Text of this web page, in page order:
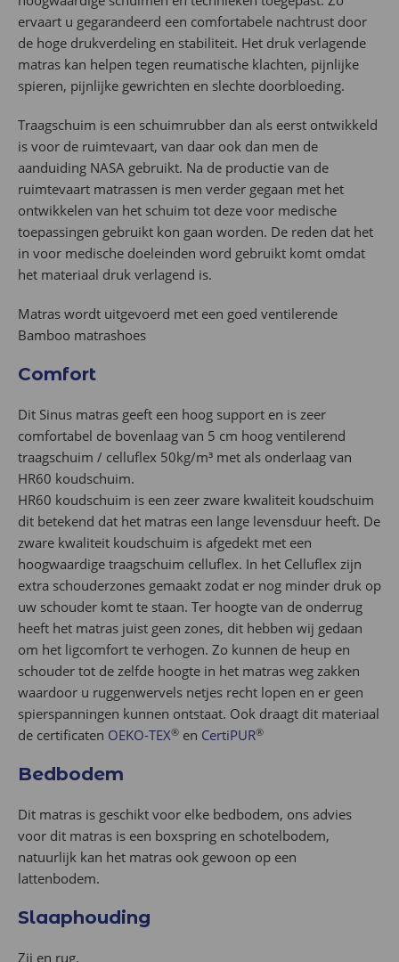
ervaart u gegarandeerd een comfortabele nachtrust door
de hoge drukverdeling en stabiliteit. Het druk verlagende
matras kan helpen tegen reumatische klachten, pijnlijke
spieren, pijnlijke gewrichten en slechte doorbloeding.
Traagschuim is een schuimrubber dan als eerst ontwikkeld
is voor de ruimtevaart, van daar ook dan men de
aanduiding NASA gebruikt. Na de productie van de
ruimtevaart matrassen is men verder gegaan met het
ontwikkelen van het schuim tot deze voor medische
toepassingen gebruikt kon gaan worden. De reden dat het
in voor medische doeleinden word gebruikt komt omdat
het materiaal druk verlagend is.
Matras wordt uitgevoerd met een goed ventilerende
Bamboo matrashoes
Comfort
Dit Sinus matras geeft een hoog support en is zeer
comfortabel de bovenlaag van 5 cm hoog ventilerend
traagschuim / celluflex 50kg/m³ met als onderlaag van
HR60 koudschuim.
HR60 koudschuim is een zeer zware kwaliteit koudschuim
dit betekend dat het matras een lange levensduur heeft. De
zware kwaliteit koudschuim is afgedekt met een
hoogwaardige traagschuim celluflex. In het Celluflex zijn
extra schouderzones gemaakt zodat er nog minder druk op
uw schouder komt te staan. Ter hoogte van de onderrug
heeft het matras juist geen zones, dit hebben wij gedaan
om het ligcomfort te verhogen. Zo kunnen de heup en
schouder tot de zelfde hoogte in het matras weg zakken
waardoor u ruggenwervels netjes recht lopen en er geen
spierspanningen kunnen ontstaat. Ook draagt dit materiaal
de certificaten OEKO-TEX® en CertiPUR®
Bedbodem
Dit matras is geschikt voor elke bedbodem, ons advies
voor dit matras is een boxspring en schotelbodem,
natuurlijk kan het matras ook gewoon op een
lattenbodem.
Slaaphouding
Zij en rug.